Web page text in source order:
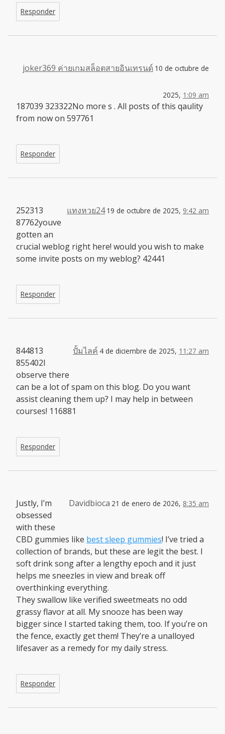
Responder
joker369 ค่ายเกมสล็อตสายอินเทรนด์ 10 de octubre de
2025, 1:09 am
187039 323322No more s . All posts of this qaulity
from now on 597761
Responder
แทงหวย24 19 de octubre de 2025, 9:42 am
252313
87762youve
gotten an
crucial weblog right here! would you wish to make
some invite posts on my weblog? 42441
Responder
ปั้มไลค์ 4 de diciembre de 2025, 11:27 am
844813
855402I
observe there
can be a lot of spam on this blog. Do you want
assist cleaning them up? I may help in between
courses! 116881
Responder
Davidbioca 21 de enero de 2026, 8:35 am
Justly, I’m
obsessed
with these
CBD gummies like best sleep gummies! I’ve tried a
collection of brands, but these are legit the best. I
soft drink song after a lengthy epoch and it just
helps me sneezles in view and break off
overthinking everything.
They swallow like verified sweetmeats no odd
grassy flavor at all. My snooze has been way
bigger since I started taking them, too. If you’re on
the fence, exactly get them! They’re a unalloyed
lifesaver as a remedy for my daily stress.
Responder